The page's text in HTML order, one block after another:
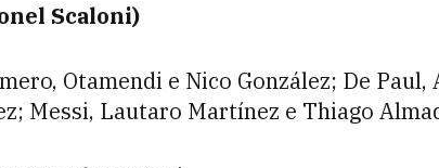
Scaloni)
Otamendi e Nico González; De Paul,
Messi, Lautaro Martínez e Thiago